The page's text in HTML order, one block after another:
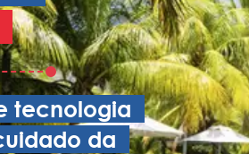
tecnologia
da